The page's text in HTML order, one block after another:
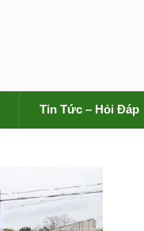
Tin Tức – Hỏi Đáp